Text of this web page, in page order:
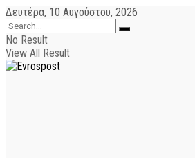
Δευτέρα, 10 Αυγούστου, 2026
No Result
View All Result